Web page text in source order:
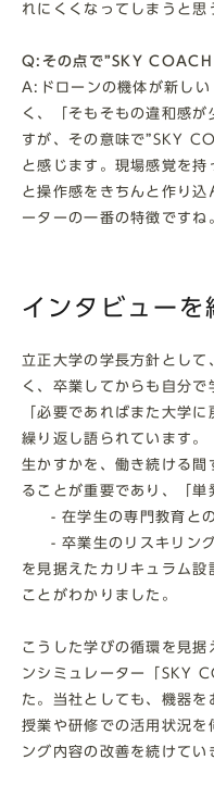
れにくくなってしまうと思
Q:その点で”SKY COACH
A:ドローンの機体が新しい
く、「そもそもの違和感
すが、その意味で”SKY
と感じます。現場感覚を
と操作感をきちんと作り
ーターの一番の特徴ですね
インタビューを
立正大学の学長方針とし
く、卒業してからも自分で
「必要であればまた大学
繰り返し語られています。
生かすかを、働き続ける間
ることが重要であり、「単
- 在学生の専門教育と
- 卒業生のリスキリング
を見据えたカリキュラム設
ことがわかりました。
こうした学びの循環を見据
ンシミュレーター「SKY
た。当社としても、機器を
授業や研修での活用状況を
ング内容の改善を続けてい